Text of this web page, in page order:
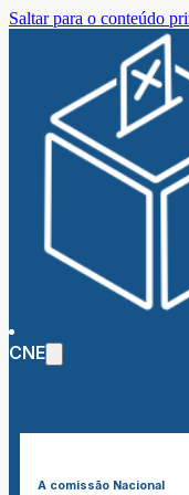
Saltar para o conteúdo
CNE
A comissão Nacional